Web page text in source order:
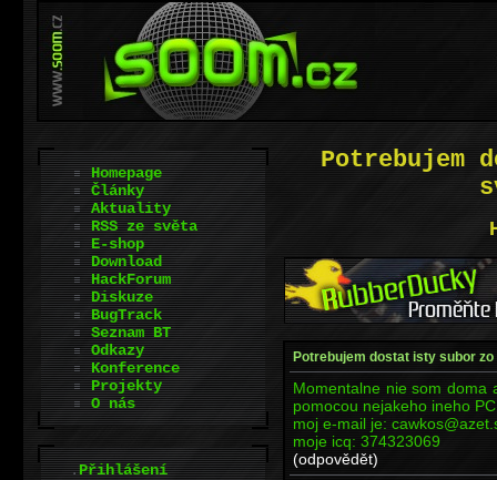
Potrebujem
Potrebujem dostat isty subor
Momentalne nie som doma
pomocou nejakeho ineho
moj e-mail je:
moje icq: 374323069
(odpovědět)
Homepage
Články
Aktuality
RSS ze světa
E-shop
Download
HackForum
Diskuze
BugTrack
Seznam BT
Odkazy
Konference
Projekty
O nás
.Přihlášení